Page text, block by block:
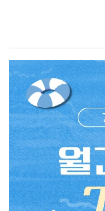
바랍니다. 각 일정별
확인해 주시기 바랍니
백석대학교 입학관리
유튜브 ㅣ 백석대학교
@baekseok_univ블로
https://
끝자락이자 다가올 2
시기입니다. 수강 신
확인하여 필요한 절차
바랍니다. 또한 광복
남습니다.조별로 기내
항공기 모형 실습실
역할을 나누어 실제
진행했습니다. 영어로
제조와 와인 종류를
경험할 수 있어 가장
같은 느낌을 받을 수
남습니다.항공서비
무엇인가요?백녹담:
하는 고민은 무엇인가
역시 취업 준비에 대